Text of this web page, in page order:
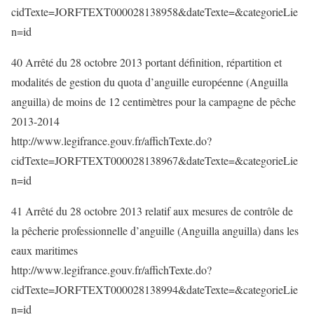
cidTexte=JORFTEXT000028138958&dateTexte=&categorieLie
n=id
40 Arrêté du 28 octobre 2013 portant définition, répartition et
modalités de gestion du quota d’anguille européenne (Anguilla
anguilla) de moins de 12 centimètres pour la campagne de pêche
2013-2014
http://www.legifrance.gouv.fr/affichTexte.do?
cidTexte=JORFTEXT000028138967&dateTexte=&categorieLie
n=id
41 Arrêté du 28 octobre 2013 relatif aux mesures de contrôle de
la pêcherie professionnelle d’anguille (Anguilla anguilla) dans les
eaux maritimes
http://www.legifrance.gouv.fr/affichTexte.do?
cidTexte=JORFTEXT000028138994&dateTexte=&categorieLie
n=id